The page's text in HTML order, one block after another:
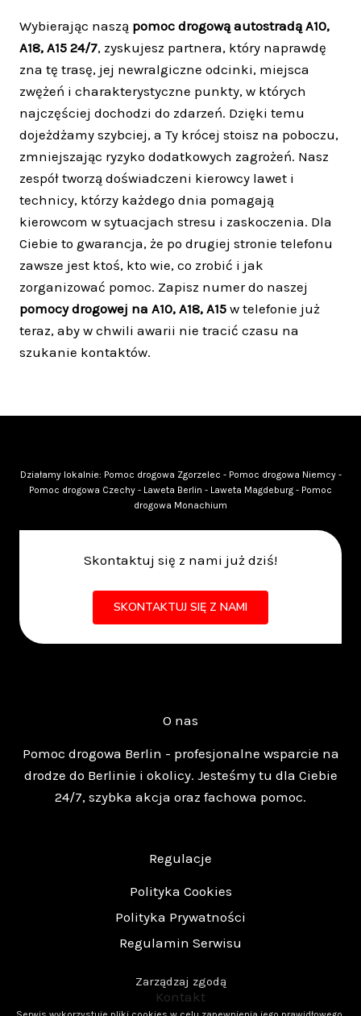
Zarządzaj zgodą
Wybierając naszą pomoc drogową autostradą A10,
A18, A15 24/7, zyskujesz partnera, który naprawdę
zna tę trasę, jej newralgiczne odcinki, miejsca
zwężeń i charakterystyczne punkty, w których
najczęściej dochodzi do zdarzeń. Dzięki temu
dojeżdżamy szybciej, a Ty krócej stoisz na poboczu,
zmniejszając ryzyko dodatkowych zagrożeń. Nasz
zespół tworzą doświadczeni kierowcy lawet i
technicy, którzy każdego dnia pomagają
kierowcom w sytuacjach stresu i zaskoczenia. Dla
Ciebie to gwarancja, że po drugiej stronie telefonu
zawsze jest ktoś, kto wie, co zrobić i jak
zorganizować pomoc. Zapisz numer do naszej
pomocy drogowej na A10, A18, A15 w telefonie już
teraz, aby w chwili awarii nie tracić czasu na
szukanie kontaktów.
Działamy lokalnie: Pomoc drogowa Zgorzelec - Pomoc drogowa Niemcy-
Pomoc drogowa Czechy - Laweta Berlin - Laweta Magdeburg - Pomoc
drogowa Monachium
Skontaktuj się z nami już dziś!
SKONTAKTUJ SIĘ Z NAMI
O nas
Pomoc drogowa Berlin - profesjonalne wsparcie na
drodze do Berlinie i okolicy. Jesteśmy tu dla Ciebie
24/7, szybka akcja oraz fachowa pomoc.
Regulacje
Polityka Cookies
Polityka Prywatności
Regulamin Serwisu
Kontakt